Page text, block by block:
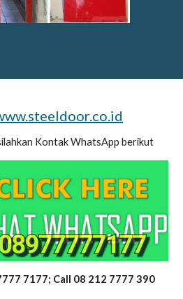
Kontak WhatsApp berikut
7177; Call 08 212 7777 390